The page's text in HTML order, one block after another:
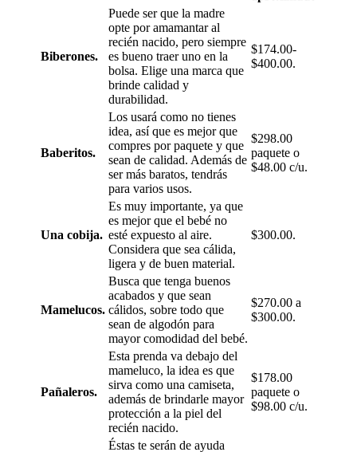
Biberones.
Puede ser que la madre
opte por amamantar al
recién nacido, pero siempre
es bueno traer uno en la
bolsa. Elige una marca que
brinde calidad y
durabilidad.
$174.00-
$400.00.
Baberitos.
Los usará como no tienes
idea, así que es mejor que
compres por paquete y que
sean de calidad. Además de
ser más baratos, tendrás
para varios usos.
$298.00
paquete o
$48.00 c/u.
Una cobija.
Es muy importante, ya que
es mejor que el bebé no
esté expuesto al aire.
Considera que sea cálida,
ligera y de buen material.
$300.00.
Mamelucos.
Busca que tenga buenos
acabados y que sean
cálidos, sobre todo que
sean de algodón para
mayor comodidad del bebé.
$270.00 a
$300.00.
Pañaleros.
Esta prenda va debajo del
mameluco, la idea es que
sirva como una camiseta,
además de brindarle mayor
protección a la piel del
recién nacido.
$178.00
paquete o
$98.00 c/u.
Éstas te serán de ayuda